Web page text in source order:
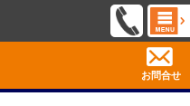
お問合せ